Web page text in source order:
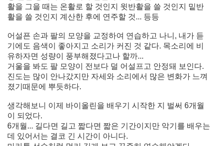
활을 그을 때는 온활로 할 것인지 윗반활을 쓸 것인지 밑반
활을 쓸 것인지 계산한 후에 연주할 것... 등등
어설픈 손과 팔의 모양을 교정하여 연습하고 나니, 내가 듣
기에도 음색이 좋아지고 소리가 커진 것 같다. 목소리에 비
유하자면 성량이 풍부해졌다고나 할까...
거울을 봐도 팔 모양이 전보다 덜 어설프고 안정돼 보인다.
진도는 많이 안나갔지만 자세와 소리에서 많은 변화가 느껴
졌기때문에 뿌듯하다.
생각해보니 이제 바이올린을 배우기 시작한 지 벌써 6개월
이 되었다.
6개월... 길다면 길고 짧다면 짧은 기간이지만 악기를 배우는
데 있어서는 결코 긴 시간이 아니다.